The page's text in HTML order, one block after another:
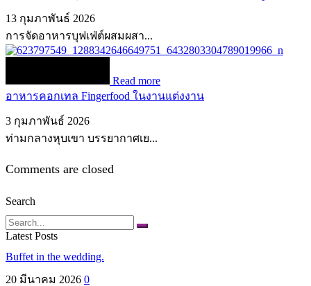
13 กุมภาพันธ์ 2026
การจัดอาหารบุฟเฟ่ต์ผสมผสา...
Read more
อาหารคอกเทล Fingerfood ในงานแต่งงาน
3 กุมภาพันธ์ 2026
ท่ามกลางหุบเขา บรรยากาศเย...
Comments are closed
Search
Search
Latest Posts
Buffet in the wedding.
20 มีนาคม 2026 0